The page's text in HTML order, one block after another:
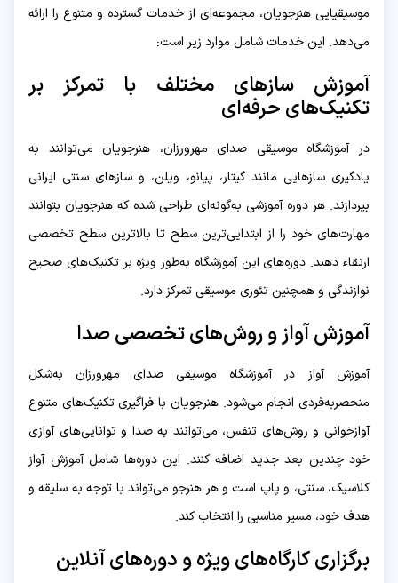
موسیقیایی هنرجویان، مجموعه‌ای از خدمات گسترده و متنوع را ارائه
می‌دهد. این خدمات شامل موارد زیر است:
آموزش سازهای مختلف با تمرکز بر
تکنیک‌های حرفه‌ای
در آموزشگاه موسیقی صدای مهرورزان، هنرجویان می‌توانند به
یادگیری سازهایی مانند گیتار، پیانو، ویلن، و سازهای سنتی ایرانی
بپردازند. هر دوره آموزشی به‌گونه‌ای طراحی شده که هنرجویان بتوانند
مهارت‌های خود را از ابتدایی‌ترین سطح تا بالاترین سطح تخصصی
ارتقاء دهند. دوره‌های این آموزشگاه به‌طور ویژه بر تکنیک‌های صحیح
نوازندگی و همچنین تئوری موسیقی تمرکز دارد.
آموزش آواز و روش‌های تخصصی صدا
آموزش آواز در آموزشگاه موسیقی صدای مهرورزان به‌شکل
منحصربه‌فردی انجام می‌شود. هنرجویان با فراگیری تکنیک‌های متنوع
آوازخوانی و روش‌های تنفس، می‌توانند به صدا و توانایی‌های آوازی
خود چندین بعد جدید اضافه کنند. این دوره‌ها شامل آموزش آواز
کلاسیک، سنتی، و پاپ است و هر هنرجو می‌تواند با توجه به سلیقه و
هدف خود، مسیر مناسبی را انتخاب کند.
برگزاری کارگاه‌های ویژه و دوره‌های آنلاین